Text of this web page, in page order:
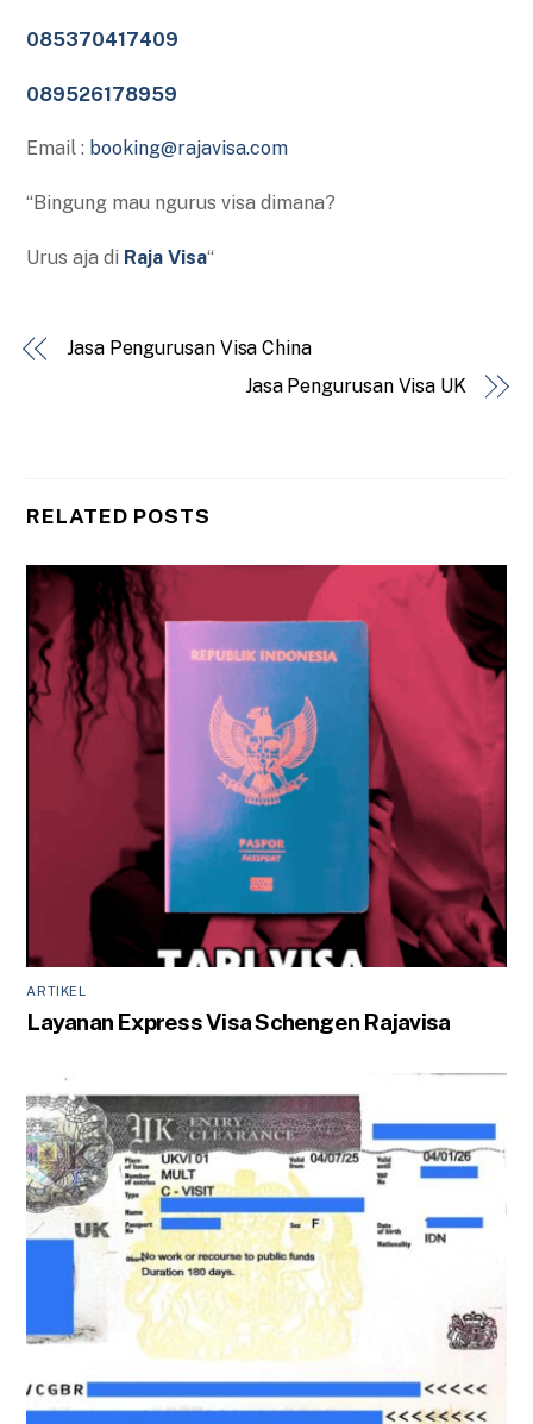
085370417409
089526178959
Email : booking@rajavisa.com
“Bingung mau ngurus visa dimana?
Urus aja di Raja Visa“
Jasa Pengurusan Visa China
Jasa Pengurusan Visa UK
RELATED POSTS
ARTIKEL
Layanan Express Visa Schengen Rajavisa